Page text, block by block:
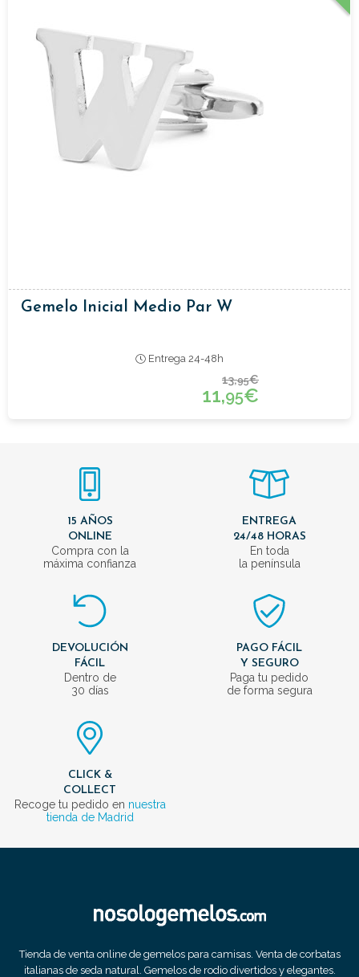
Gemelo Inicial Medio Par W
Entrega 24-48h
13,95€
11,95€
15 AÑOS
ONLINE
Compra con la
máxima confianza
ENTREGA
24/48 HORAS
En toda
la península
DEVOLUCIÓN
FÁCIL
Dentro de
30 días
PAGO FÁCIL
Y SEGURO
Paga tu pedido
de forma segura
CLICK &
COLLECT
Recoge tu pedido en nuestra
tienda de Madrid
Tienda de venta online de gemelos para camisas. Venta de corbatas
italianas de seda natural. Gemelos de rodio divertidos y elegantes.